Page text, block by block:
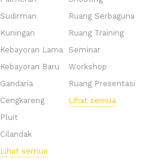
Sudirman
Kuningan
Kebayoran Lama
Kebayoran Baru
Gandaria
Cengkareng
Pluit
Cilandak
Lihat semua
Ruang Serbaguna
Ruang Training
Seminar
Workshop
Ruang Presentasi
Lihat semua